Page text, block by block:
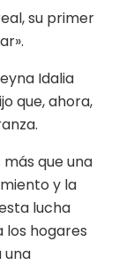
su primer
Idalia
que, ahora,
que una
y la
lucha
los hogares
una